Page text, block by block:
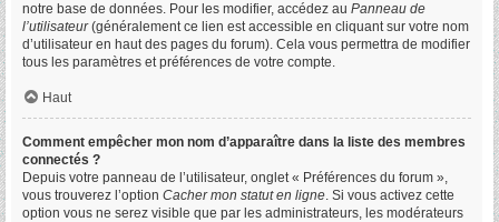
notre base de données. Pour les modifier, accédez au Panneau de
l’utilisateur(généralement ce lien est accessible en cliquant sur votre nom
d’utilisateur en haut des pages du forum). Cela vous permettra de modifier
tous les paramètres et préférences de votre compte.
Haut
Comment empêcher mon nom d’apparaître dans la liste des membres
connectés ?
Depuis votre panneau de l’utilisateur, onglet « Préférences du forum »,
vous trouverez l’option Cacher mon statut en ligne. Si vous activez cette
option vous ne serez visible que par les administrateurs, les modérateurs